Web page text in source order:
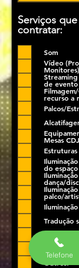
Serviços
contratar:
Som
Vídeo
Monitores)
Streaming
de
recurso a
Palcos/
Mesas
do espaço
dança/
palco/
Tradução
Púlpito
Outros:
Telefone